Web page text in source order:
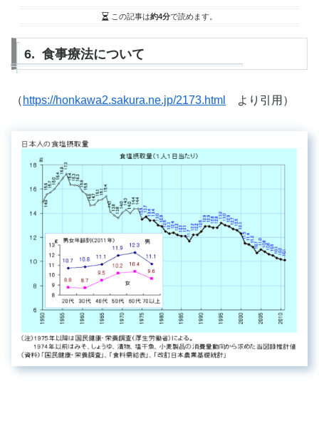
この記事は約4分で読めます。
6. 食事療法について
（ https://honkawa2.sakura.ne.jp/2173.html より引用）